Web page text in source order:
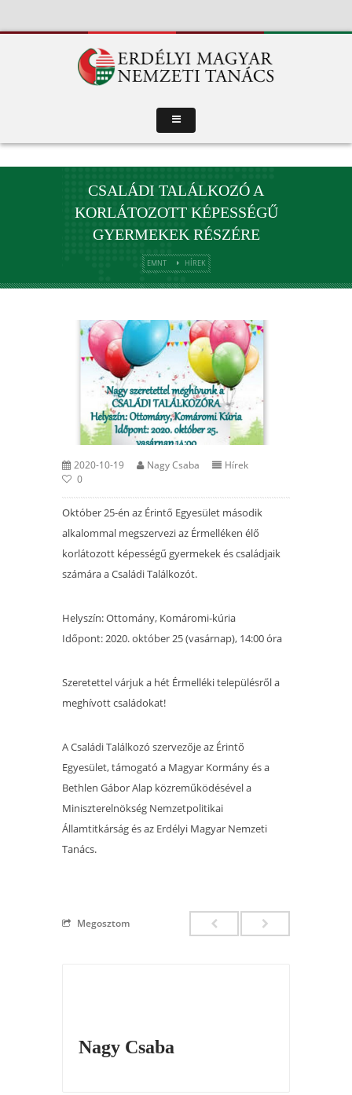
CSALÁDI TALÁLKOZÓ A
KORLÁTOZOTT KÉPESSÉGŰ
GYERMEKEK RÉSZÉRE
EMNT HÍREK
2020-10-19 Nagy Csaba
Hírek
0
Október 25-én az Érintő Egyesület második
alkalommal megszervezi az Érmelléken élő
korlátozott képességű gyermekek és családjaik
számára a Családi Találkozót.
Helyszín: Ottomány, Komáromi-kúria
Időpont: 2020. október 25 (vasárnap), 14:00 óra
Szeretettel várjuk a hét Érmelléki településről a
meghívott családokat!
A Családi Találkozó szervezője az Érintő
Egyesület, támogató a Magyar Kormány és a
Bethlen Gábor Alap közreműködésével a
Miniszterelnökség Nemzetpolitikai
Államtitkárság és az Erdélyi Magyar Nemzeti
Tanács.
Megosztom
Nagy Csaba